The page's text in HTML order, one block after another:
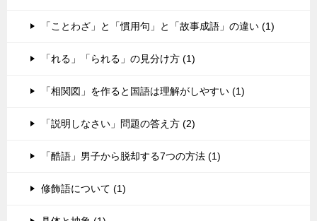
「ことわざ」と「慣用句」と「故事成語」の違い (1)
「れる」「られる」の見分け方 (1)
「相関図」を作ると国語は理解がしやすい (1)
「説明しなさい」問題の答え方 (2)
「酷語」男子から脱却する7つの方法 (1)
修飾語について (1)